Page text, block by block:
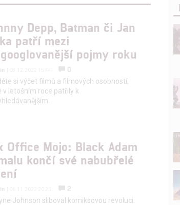
Depp, Batman či Jan
patří mezi
pojmy roku
0
si výčet filmů a filmových osobností,
v letošním roce patřily k
Office Mojo: Black Adam
končí své nabubřelé
2
Johnson sliboval komiksovou revoluci.